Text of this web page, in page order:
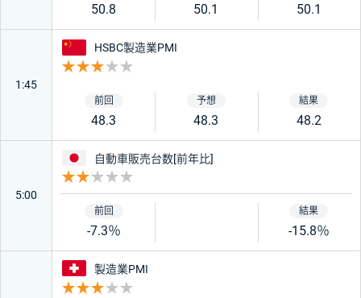
50.8 50.1 50.1
1:45
中国
HSBC製造業PMI
48.3 48.3 48.2
5:00
日本
自動車販売台数[前年比]
-7.3％ -15.8％
スイス
製造業PMI